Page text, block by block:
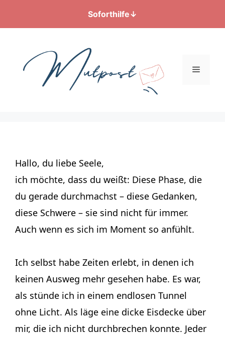
Soforthilfe↓
springen
Menü
Hallo, du liebe Seele,
ich möchte, dass du weißt: Diese Phase, die
du gerade durchmachst – diese Gedanken,
diese Schwere – sie sind nicht für immer.
Auch wenn es sich im Moment so anfühlt.
Ich selbst habe Zeiten erlebt, in denen ich
keinen Ausweg mehr gesehen habe. Es war,
als stünde ich in einem endlosen Tunnel
ohne Licht. Als läge eine dicke Eisdecke über
mir, die ich nicht durchbrechen konnte. Jeder